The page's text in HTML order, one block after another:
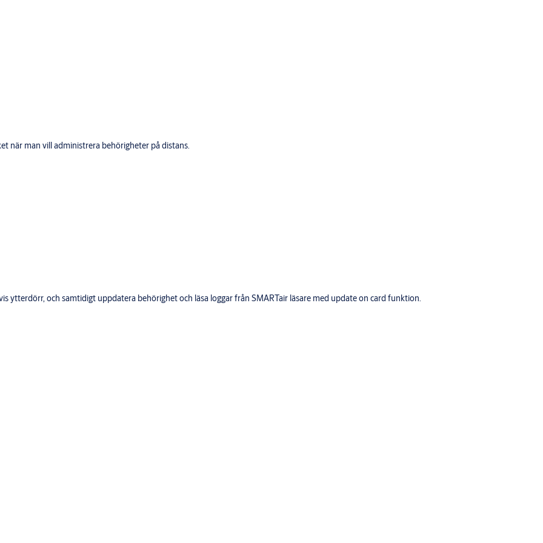
när man vill administrera behörigheter på distans.
ytterdörr, och samtidigt uppdatera behörighet och läsa loggar från SMARTair läsare med update on card funktion.